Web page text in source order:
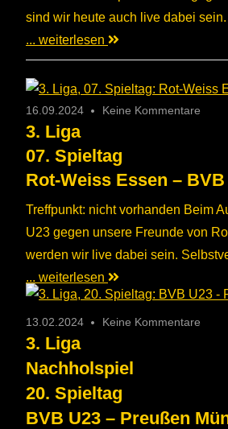
sind wir heute auch live dabei
... weiterlesen
16.09.2024 Keine Kommentare
3. Liga
07. Spieltag
Rot-Weiss Essen – BVB
Treffpunkt: nicht vorhanden Beim
U23 gegen unsere Freunde von
werden wir live dabei sein.
... weiterlesen
13.02.2024 Keine Kommentare
3. Liga
Nachholspiel
20. Spieltag
BVB U23 – Preußen